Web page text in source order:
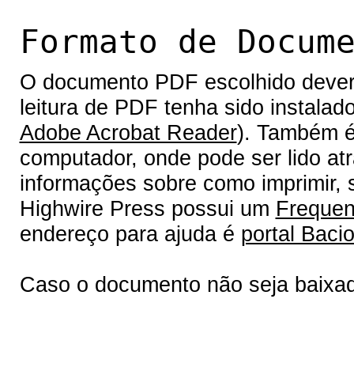
Formato de
O documento PDF escolhido
leitura de PDF tenha sido
Adobe Acrobat Reader). Também
computador, onde pode ser lido
informações sobre como
Highwire Press possui um
endereço para ajuda é portal
Caso o documento não seja